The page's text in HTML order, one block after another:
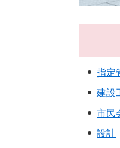
指定
建設
市民
設計